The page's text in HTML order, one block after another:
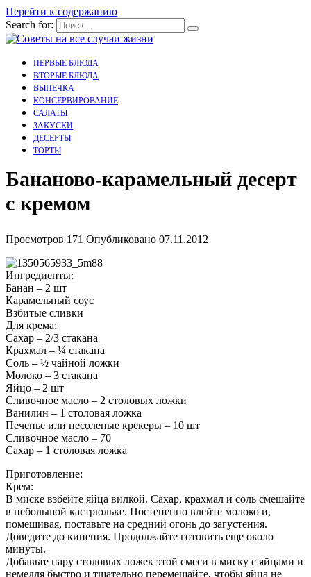
Перейти к содержанию
Search for:
ПЕРВЫЕ БЛЮДА
ВТОРЫЕ БЛЮДА
ВЫПЕЧКА
КОНСЕРВИРОВАНИЕ
САЛАТЫ
ЗАКУСКИ
ДЕСЕРТЫ
ТОРТЫ
Бананово-карамельный десерт
с кремом
Просмотров 171 Опубликовано 07.11.2012
Ингредиенты:
Банан – 2 шт
Карамельный соус
Взбитые сливки
Для крема:
Сахар – 2/3 стакана
Крахмал – ¼ стакана
Соль – ½ чайной ложки
Молоко – 3 стакана
Яйцо – 2 шт
Сливочное масло – 2 столовых ложки
Ванилин – 1 столовая ложка
Печенье или несоленые крекеры – 10 шт
Сливочное масло – 70
Сахар – 1 столовая ложка
Приготовление:
Крем:
В миске взбейте яйца вилкой. Сахар, крахмал и соль смешайте
в небольшой кастрюльке. Постепенно влейте молоко и,
помешивая, поставьте на средний огонь до загустения.
Доведите до кипения. Продолжайте готовить еще около
минуты.
Добавьте пару столовых ложек этой смеси в миску с яйцами и
немедля быстро и тщательно перемешайте, чтобы яйца не